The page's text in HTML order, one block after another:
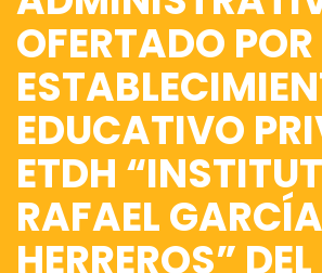
OFERTADO POR
EDUCATIVO
ETDH
RAFAEL GARCÍA
HERREROS” DEL